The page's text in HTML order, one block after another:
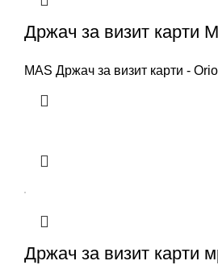
Држач за визит карти
MAS Држач за визит карти -
Држач за визит карти